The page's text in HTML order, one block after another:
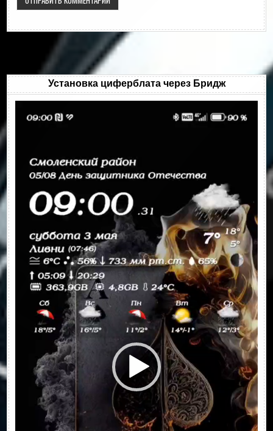
Установка циферблата через Бридж